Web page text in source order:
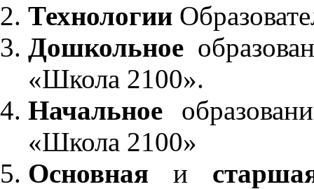
Технологии
Дошкольное
«Школа 2100».
Начальное
«Школа 2100»
Основнаяи